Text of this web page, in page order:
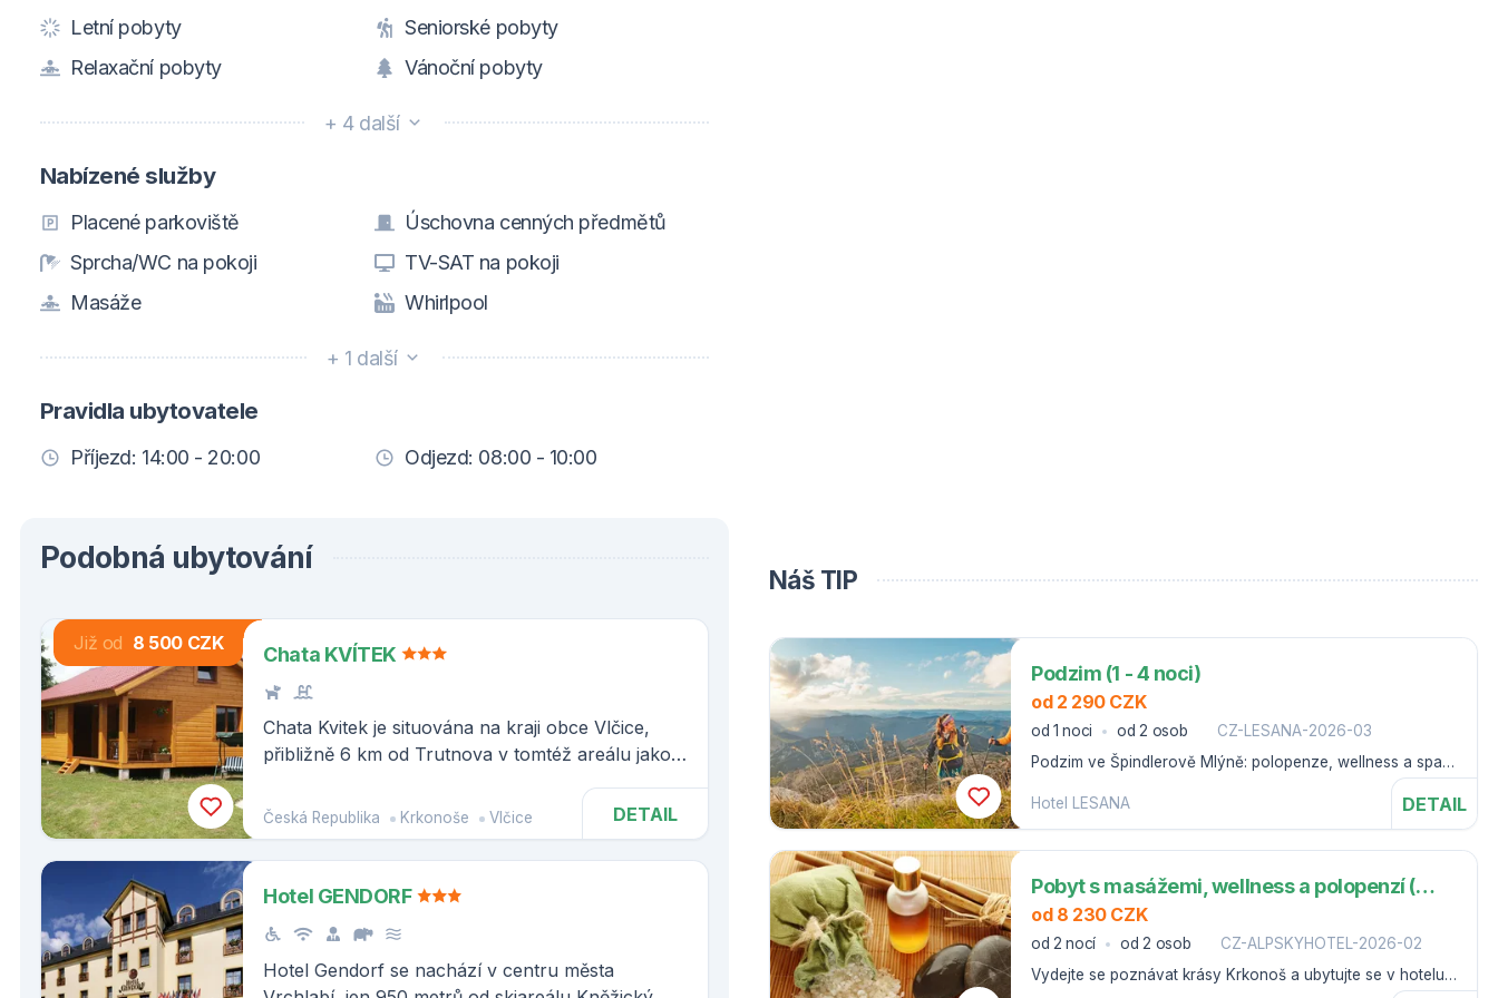
Letní pobyty
Seniorské pobyty
Relaxační pobyty
Vánoční pobyty
+ 4 další
Nabízené služby
Placené parkoviště
Úschovna cenných předmětů
Sprcha/WC na pokoji
TV-SAT na pokoji
Masáže
Whirlpool
+ 1 další
Pravidla ubytovatele
Příjezd: 14:00 - 20:00 Odjezd: 08:00 - 10:00
Podobná ubytování
Již od 8 500 CZK Chata KVÍTEK
Chata Kvitek je situována na kraji obce Vlčice,
přibližně 6 km od Trutnova v tomtéž areálu jako
přibližně 30 m a zahrada je řešena tak, aby se
hosté v případě obsazenosti obou objektů
nerušili.
Česká Republika Krkonoše Vlčice DETAIL
Hotel GENDORF
Hotel Gendorf se nachází v centru města
Náš TIP
Podzim (1 - 4 noci)
od 2 290 CZK
od 1 noci od 2 osob
CZ-LESANA-2026-03
Podzim ve Špindlerově Mlýně: polopenze, wellness a spa s
Hotel LESANA
DETAIL
Pobyt s masážemi, wellness a polopenzí (3 noci)
od 8 230 CZK
od 2 nocí od 2 osob
CZ-ALPSKYHOTEL-2026-02
Vydejte se poznávat krásy Krkonoš a ubytujte se v hotelu s